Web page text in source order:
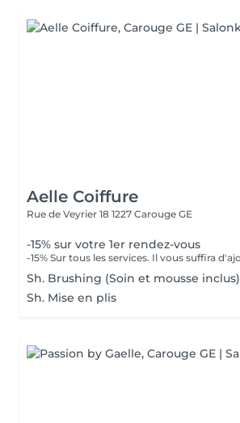
Aelle Coiffure
Rue de Veyrier 18 1227 Carouge GE
-15% sur votre 1er rendez-vous
Sh. Brushing (Soin et mousse inclus)
Sh. Mise en plis